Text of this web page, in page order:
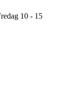
10 - 15